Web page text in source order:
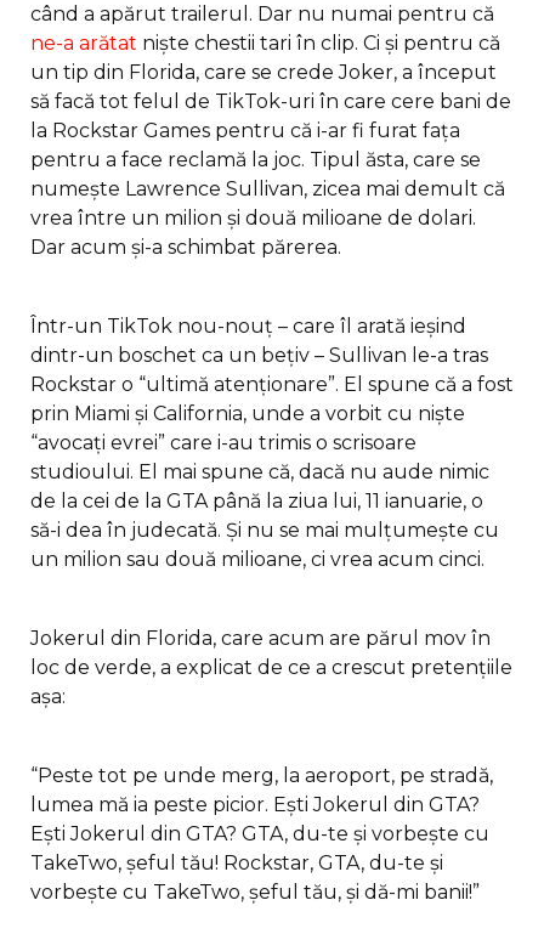
când a apărut trailerul. Dar nu numai pentru că
ne-a arătat niște chestii tari în clip. Ci și pentru că
un tip din Florida, care se crede Joker, a început
să facă tot felul de TikTok-uri în care cere bani de
la Rockstar Games pentru că i-ar fi furat fața
pentru a face reclamă la joc. Tipul ăsta, care se
numește Lawrence Sullivan, zicea mai demult că
vrea între un milion și două milioane de dolari.
Dar acum și-a schimbat părerea.
Într-un TikTok nou-nouț – care îl arată ieșind
dintr-un boschet ca un bețiv – Sullivan le-a tras
Rockstar o “ultimă atenționare”. El spune că a fost
prin Miami și California, unde a vorbit cu niște
“avocați evrei” care i-au trimis o scrisoare
studioului. El mai spune că, dacă nu aude nimic
de la cei de la GTA până la ziua lui, 11 ianuarie, o
să-i dea în judecată. Și nu se mai mulțumește cu
un milion sau două milioane, ci vrea acum cinci.
Jokerul din Florida, care acum are părul mov în
loc de verde, a explicat de ce a crescut pretențiile
așa:
“Peste tot pe unde merg, la aeroport, pe stradă,
lumea mă ia peste picior. Ești Jokerul din GTA?
Ești Jokerul din GTA? GTA, du-te și vorbește cu
TakeTwo, șeful tău! Rockstar, GTA, du-te și
vorbește cu TakeTwo, șeful tău, și dă-mi banii!”